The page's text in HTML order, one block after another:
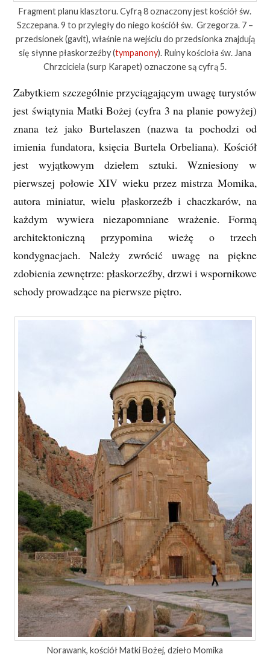
Fragment planu klasztoru. Cyfrą 8 oznaczony jest kościół św.
Szczepana. 9 to przyległy do niego kościół św. Grzegorza. 7 –
przedsionek (gavit), właśnie na wejściu do przedsionka znajdują
się słynne płaskorzeźby (tympanony). Ruiny kościoła św. Jana
Chrzciciela (surp Karapet) oznaczone są cyfrą 5.
Zabytkiem szczególnie przyciągającym uwagę turystów
jest świątynia Matki Bożej (cyfra 3 na planie powyżej)
znana też jako Burtelaszen (nazwa ta pochodzi od
imienia fundatora, księcia Burtela Orbeliana). Kościół
jest wyjątkowym dziełem sztuki. Wzniesiony w
pierwszej połowie XIV wieku przez mistrza Momika,
autora miniatur, wielu płaskorzeźb i chaczkarów, na
każdym wywiera niezapomniane wrażenie. Formą
architektoniczną przypomina wieżę o trzech
kondygnacjach. Należy zwrócić uwagę na piękne
zdobienia zewnętrze: płaskorzeźby, drzwi i wspornikowe
schody prowadzące na pierwsze piętro.
Norawank, kościół Matki Bożej, dzieło Momika